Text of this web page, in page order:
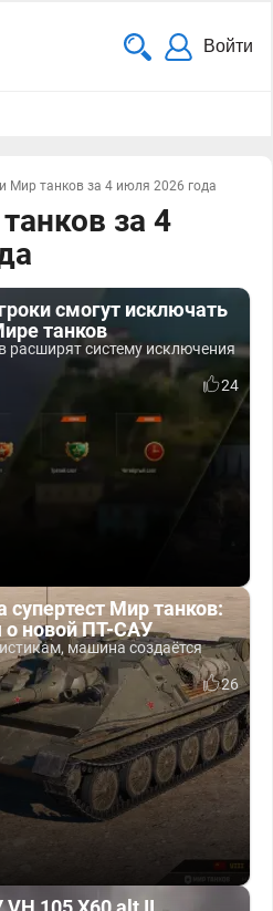
Войти
Мир танков за 4 июля 2026 года
за 4
смогут исключать
танков
расширят систему исключения
24
супертест Мир танков:
о новой ПТ-САУ
машина создаётся
26